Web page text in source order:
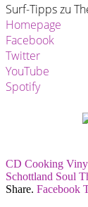
Surf-Tipps zu
Homepage
Facebook
Twitter
YouTube
Spotify
CD Cooking
Schottland Soul
Share. Facebook